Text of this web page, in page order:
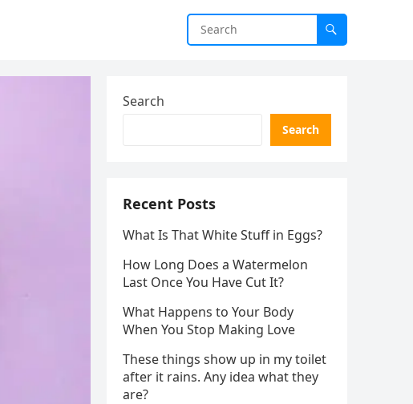
Search
Search
Recent Posts
What Is That White Stuff in Eggs?
How Long Does a Watermelon
Last Once You Have Cut It?
What Happens to Your Body
When You Stop Making Love
These things show up in my toilet
after it rains. Any idea what they
are?